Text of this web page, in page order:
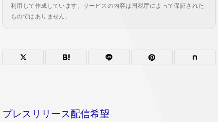
利用して作成しています。サービスの内容は国税庁によって保証された
ものではありません。
プレスリリース配信希望